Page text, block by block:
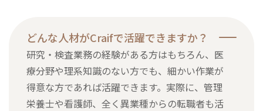
どんな人材がCraifで活躍できますか？
研究・検査業務の経験がある方はもちろん、医
療分野や理系知識のない方でも、細かい作業が
得意な方であれば活躍できます。実際に、管理
栄養士や看護師、全く異業種からの転職者も活